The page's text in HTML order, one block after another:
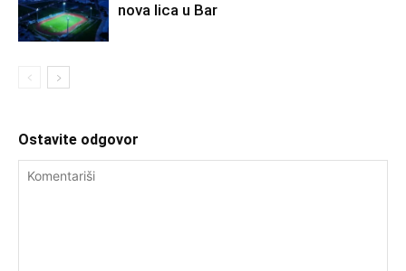
nova lica u Bar
Ostavite odgovor